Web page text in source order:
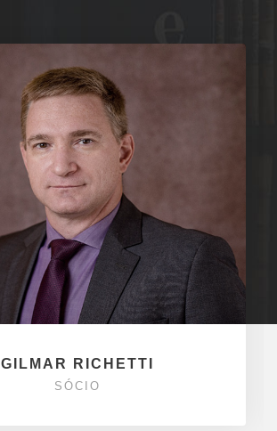
GILMAR RICHETTI
SÓCIO